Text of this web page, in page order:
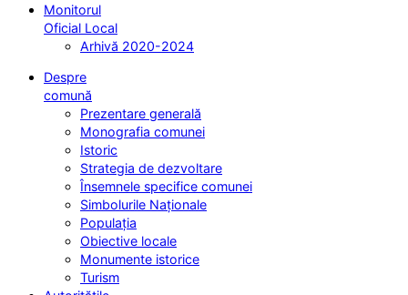
Monitorul
Oficial Local
Arhivă 2020-2024
Despre
comună
Prezentare generală
Monografia comunei
Istoric
Strategia de dezvoltare
Însemnele specifice comunei
Simbolurile Naționale
Populația
Obiective locale
Monumente istorice
Turism